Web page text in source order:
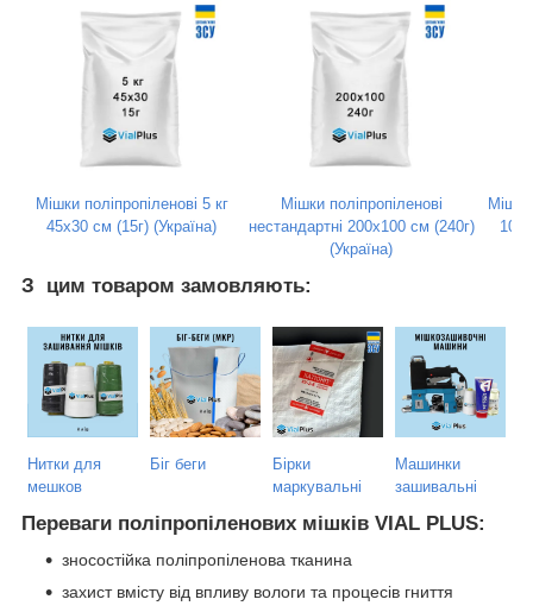
Мішки поліпропіленові 5 кг
45х30 см (15г) (Україна)
Мішки поліпропіленові
нестандартні 200x100 см (240г)
(Україна)
Мішки
З цим товаром замовляють:
Нитки для
мешков
Біг беги
Бірки
маркувальні
Машинки
зашивальні
Переваги поліпропіленових мішків VIAL PLUS:
зносостійка поліпропіленова тканина
захист вмісту від впливу вологи та процесів гниття